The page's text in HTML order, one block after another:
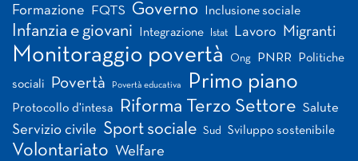
Formazione FQTS Governo Inclusione sociale
Infanzia e giovani Integrazione Istat Lavoro Migranti
Monitoraggio povertà Ong PNRR Politiche
sociali Povertà Povertà educativa Primo piano
Protocollo d'intesa Riforma Terzo Settore Salute
Servizio civile Sport sociale Sud Sviluppo sostenibile
Volontariato Welfare